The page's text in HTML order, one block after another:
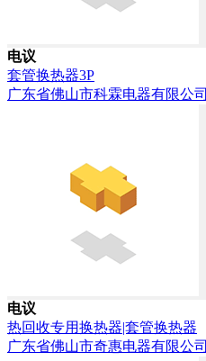
电议
套管换热器3P
广东省佛山市科霖电器有限公司
电议
热回收专用换热器|套管换热器
广东省佛山市奇惠电器有限公司